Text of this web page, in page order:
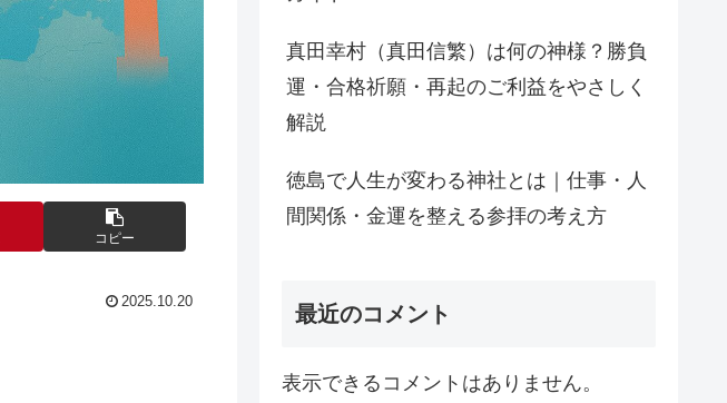
コピー
2025.10.20
真田幸村（真田信繁）は何の神様？勝負
運・合格祈願・再起のご利益をやさしく
解説
徳島で人生が変わる神社とは｜仕事・人
間関係・金運を整える参拝の考え方
最近のコメント
表示できるコメントはありません。